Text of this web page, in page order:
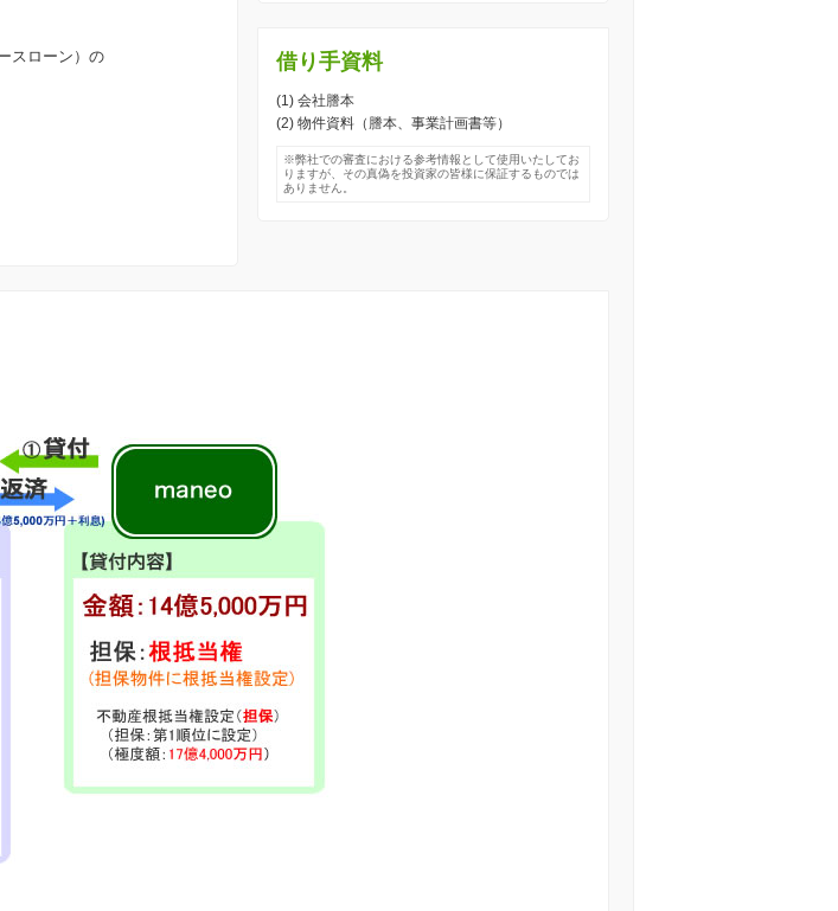
スローン）の
借り手資料
(1) 会社謄本
(2) 物件資料（謄本、事業計画書等）
※弊社での審査における参考情報として使用いたしてお
りますが、その真偽を投資家の皆様に保証するものでは
ありません。